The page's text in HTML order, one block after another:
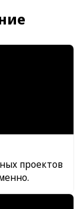
проектов